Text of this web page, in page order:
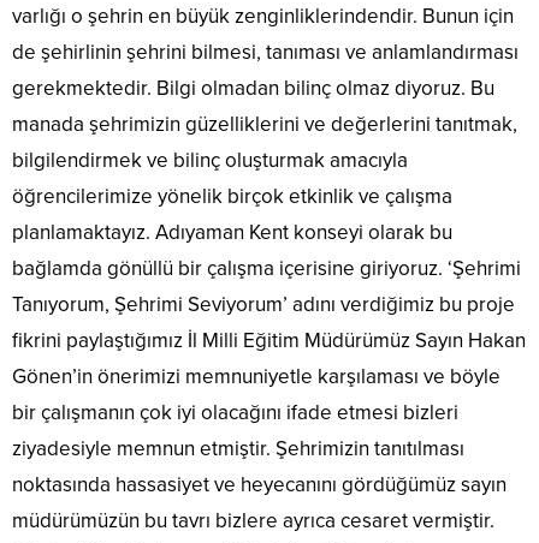
varlığı o şehrin en büyük zenginliklerindendir. Bunun için
de şehirlinin şehrini bilmesi, tanıması ve anlamlandırması
gerekmektedir. Bilgi olmadan bilinç olmaz diyoruz. Bu
manada şehrimizin güzelliklerini ve değerlerini tanıtmak,
bilgilendirmek ve bilinç oluşturmak amacıyla
öğrencilerimize yönelik birçok etkinlik ve çalışma
planlamaktayız. Adıyaman Kent konseyi olarak bu
bağlamda gönüllü bir çalışma içerisine giriyoruz. ‘Şehrimi
Tanıyorum, Şehrimi Seviyorum’ adını verdiğimiz bu proje
fikrini paylaştığımız İl Milli Eğitim Müdürümüz Sayın Hakan
Gönen’in önerimizi memnuniyetle karşılaması ve böyle
bir çalışmanın çok iyi olacağını ifade etmesi bizleri
ziyadesiyle memnun etmiştir. Şehrimizin tanıtılması
noktasında hassasiyet ve heyecanını gördüğümüz sayın
müdürümüzün bu tavrı bizlere ayrıca cesaret vermiştir.